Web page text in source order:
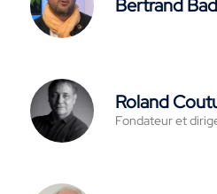
Bertrand
Roland
Fondateur et